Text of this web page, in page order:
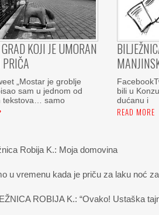
KOJI JE UMORAN
„Mostar je groblje
sam u jednom od
tekstova… samo
bili u
dućanu i
READ MORE
Robija K.: Moja domovina
u vremenu kada je priču za laku noć
ROBIJA K.: “Ovako! Ustaška